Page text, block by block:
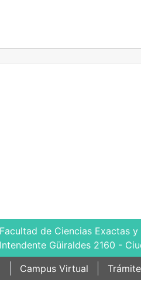
Facultad de Ciencias Exactas
Intendente Güiraldes 2160 -
Campus Virtual